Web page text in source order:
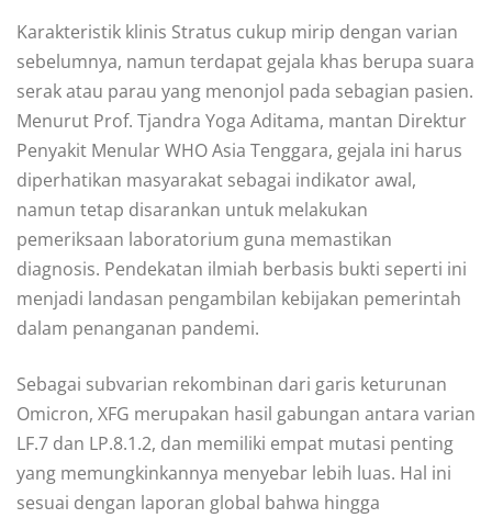
Karakteristik klinis Stratus cukup mirip dengan varian
sebelumnya, namun terdapat gejala khas berupa suara
serak atau parau yang menonjol pada sebagian pasien.
Menurut Prof. Tjandra Yoga Aditama, mantan Direktur
Penyakit Menular WHO Asia Tenggara, gejala ini harus
diperhatikan masyarakat sebagai indikator awal,
namun tetap disarankan untuk melakukan
pemeriksaan laboratorium guna memastikan
diagnosis. Pendekatan ilmiah berbasis bukti seperti ini
menjadi landasan pengambilan kebijakan pemerintah
dalam penanganan pandemi.
Sebagai subvarian rekombinan dari garis keturunan
Omicron, XFG merupakan hasil gabungan antara varian
LF.7 dan LP.8.1.2, dan memiliki empat mutasi penting
yang memungkinkannya menyebar lebih luas. Hal ini
sesuai dengan laporan global bahwa hingga